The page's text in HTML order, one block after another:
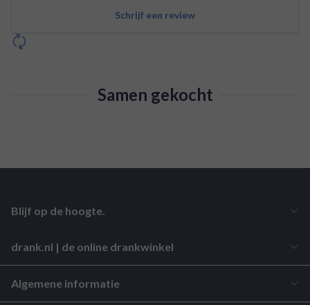
Schrijf een review
Samen gekocht
drank.nl | de online drankwinkel
Algemene informatie
Blijf op de hoogte.